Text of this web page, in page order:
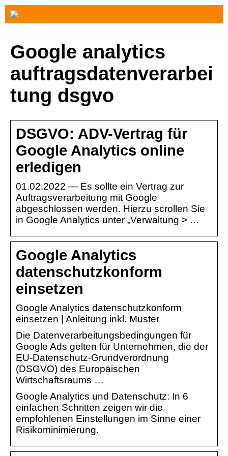
Google analytics
auftragsdatenverarbei
tung dsgvo
DSGVO: ADV-Vertrag für
Google Analytics online
erledigen
01.02.2022 — Es sollte ein Vertrag zur
Auftragsverarbeitung mit Google
abgeschlossen werden. Hierzu scrollen Sie
in Google Analytics unter „Verwaltung > …
Google Analytics
datenschutzkonform
einsetzen
Google Analytics datenschutzkonform
einsetzen | Anleitung inkl. Muster
Die Datenverarbeitungsbedingungen für
Google Ads gelten für Unternehmen, die der
EU-Datenschutz-Grundverordnung
(DSGVO) des Europäischen
Wirtschaftsraums …
Google Analytics und Datenschutz: In 6
einfachen Schritten zeigen wir die
empfohlenen Einstellungen im Sinne einer
Risikominimierung.